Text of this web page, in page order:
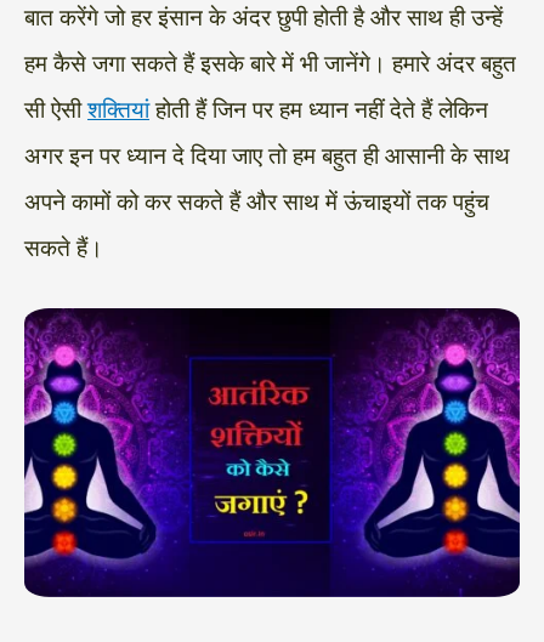
t
s
A
e
g
r
e
b
o
t
t
e
k
e
d
y
L
i
r
e
बात करेंगे जो हर इंसान के अंदर छुपी होती है और साथ ही उन्हें
हम कैसे जगा सकते हैं इसके बारे में भी जानेंगे। हमारे अंदर बहुत
सी ऐसीशक्तियांहोती हैं जिन पर हम ध्यान नहीं देते हैं लेकिन
अगर इन पर ध्यान दे दिया जाए तो हम बहुत ही आसानी के साथ
अपने कामों को कर सकते हैं और साथ में ऊंचाइयों तक पहुंच
सकते हैं।